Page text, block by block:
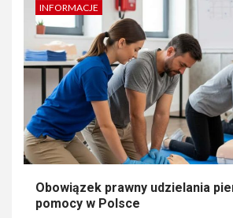
INFORMACJE
Obowiązek prawny udzielania
pomocy w Polsce